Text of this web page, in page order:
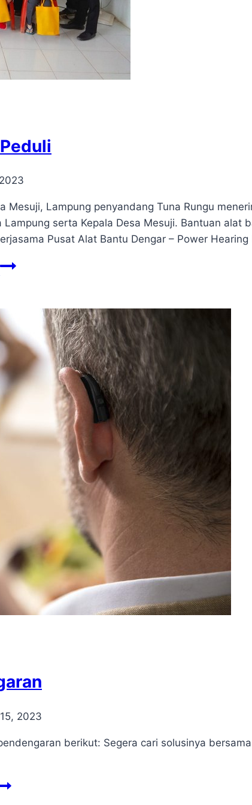
Mesuji, Lampung penyandang Tuna Rungu
serta Kepala Desa Mesuji. Bantuan alat
Pusat Alat Bantu Dengar – Power
2023
berikut: Segera cari solusinya